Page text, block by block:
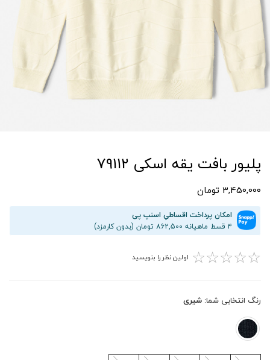
پلیور بافت یقه اسکی 79112
3,450,000 تومان
امکان پرداخت اقساطیِ اسنپ پی
۴ قسط ماهیانه 862,500 تومان (بدون کارمزد)
☆
☆
☆
☆
☆ اولین نظر را بنویسید
رنگ انتخابی شما: شیری